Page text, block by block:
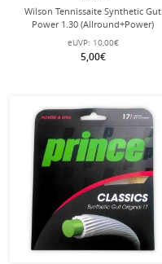
Wilson Tennissaite Synthetic Gut
Power 1.30 (Allround+Power)
schwarz 12m Set
eUVP: 10,00€
5,00€